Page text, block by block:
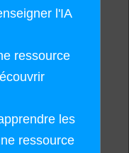
l'IA
ressource
les
ressource